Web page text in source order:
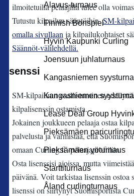
Alavus-turnaus
Finnish Bonspiel
Hyvin Kaupunki Curling
Joensuun juhlaturnaus
Kangasniemen
Kangasniemen
Lease Deal Group
Pieksämäen
Pieksämäen yöturnaus
Starttiturnaus
Åland curlingturnaus
ilmoitetuilla pelaajilla tulee olla
Tutustu kilpailun sääntöihin.SM-
omalla sivullaan ja kilpailukohtaiset
Säännöt-välilehdellä.
Lisenssi
SM-kilpailuun osallistuminen
kilpalisenssin ostamista.
Jokainen joukkueen pelaaja ostaa
palvelusta ja varmistaa, että
omaan Curling.fi -pelaajaprofiiliin.
Osta lisenssisi ajoissa, mutta
päivänä. Voit tarkistaa lisenssin ostoa
lisenssi on siirtynyt Suomisportista